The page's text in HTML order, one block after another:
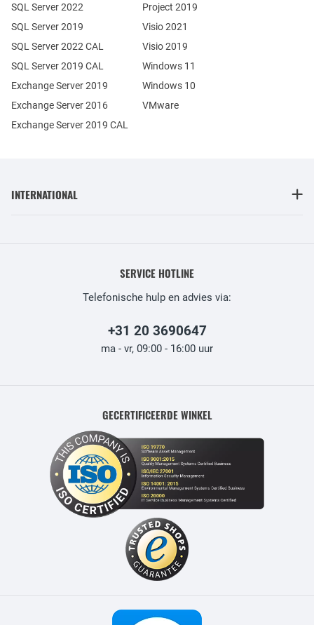
Exchange Server 2019
Exchange Server 2016
SQL Server 2022
SQL Server 2019
SQL Server 2022 CAL
SQL Server 2019 CAL
Exchange Server 2019 CAL
Project 2019
Visio 2021
Visio 2019
Windows 11
Windows 10
VMware
INTERNATIONAL
SERVICE HOTLINE
Telefonische hulp en advies via:
+31 20 3690647
ma - vr, 09:00 - 16:00 uur
GECERTIFICEERDE WINKEL